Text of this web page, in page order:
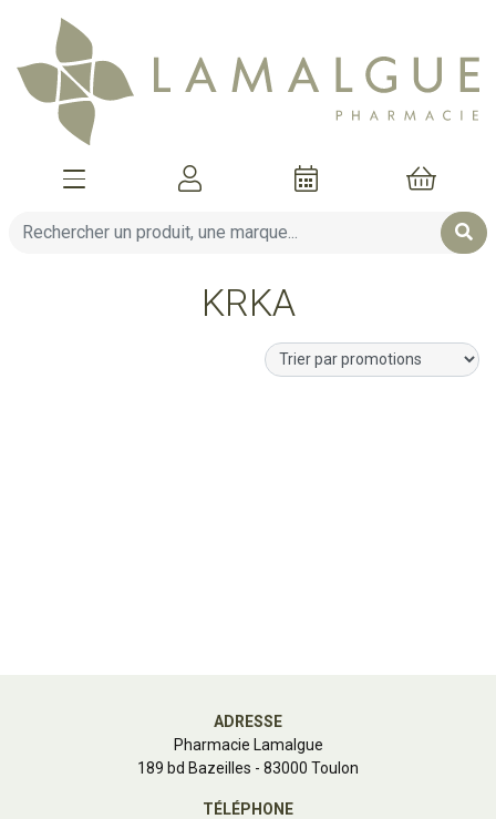
Afficher la navigation
Mon
KRKA
ADRESSE
Pharmacie Lamalgue
189 bd Bazeilles - 83000 Toulon
TÉLÉPHONE